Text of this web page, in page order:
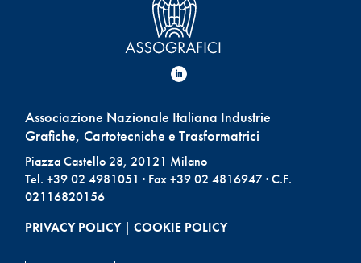
Associazione Nazionale Italiana Industrie
Grafiche, Cartotecniche e Trasformatrici
Piazza Castello 28, 20121 Milano
Tel. +39 02 4981051 · Fax +39 02 4816947 · C.F.
02116820156
PRIVACY POLICY|COOKIE POLICY